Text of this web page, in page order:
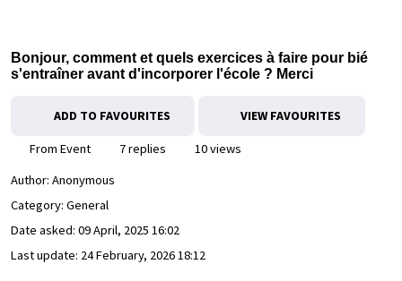
Bonjour, comment et quels exercices à faire pour bié
s'entraîner avant d'incorporer l'école ? Merci
ADD TO FAVOURITES VIEW FAVOURITES
From Event 7 replies
10 views
Author: Anonymous
Category: General
Date asked: 09 April, 2025 16:02
Last update: 24 February, 2026 18:12